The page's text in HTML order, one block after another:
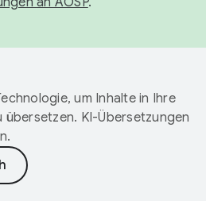
um Inhalte in Ihre
KI-Übersetzungen